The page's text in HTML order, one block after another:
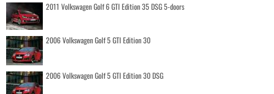
2011 Volkswagen Golf 6 GTI Edition 35 DSG 5-doors
2006 Volkswagen Golf 5 GTI Edition 30
2006 Volkswagen Golf 5 GTI Edition 30 DSG